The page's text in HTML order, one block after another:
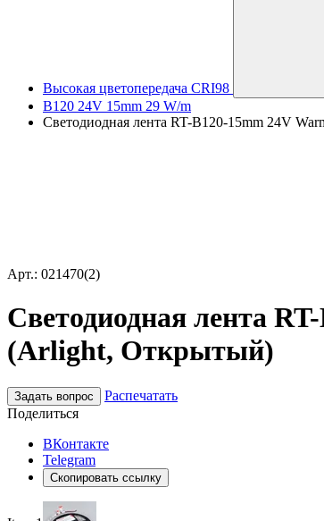
Высокая цветопередача CRI98
B120 24V 15mm 29 W/m
Светодиодная лента RT-B120-15mm 24V
Арт.: 021470(2)
Светодиодная лента
(Arlight, Открытый)
Задать вопрос
Распечатать
Поделиться
ВКонтакте
Telegram
Скопировать ссылку